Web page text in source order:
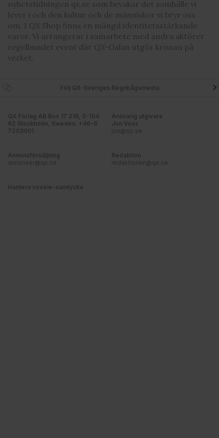
nyhetstidningen qx.se som bevakar det samhälle vi
lever i och den kultur och de människor vi bryr oss
om. I QX Shop finns en mängd identitetsstärkande
varor. Vi arrangerar i samarbete med andra aktörer
regelbundet event där QX-Galan utgör kronan på
verket.
Följ QX-Sveriges Regnbågsmedia
QX Förlag AB Box 17 218, S-104
62 Stockholm, Sweden. +46-8
7203001
Ansvarig utgivare
Jon Voss
jon@qx.se
Annonsförsäljning
annonser@qx.se
Redaktion
redaktionen@qx.se
Hantera cookie-samtycke